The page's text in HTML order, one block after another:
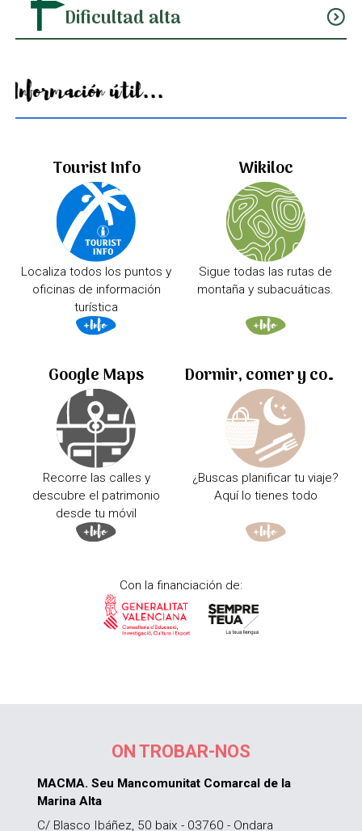
Dificultad alta expand_circle_down
Información útil...
Tourist Info
Localiza todos los puntos y
oficinas de información
turística
Wikiloc
Sigue todas las rutas de
montaña y subacuáticas.
Google Maps
Recorre las calles y
descubre el patrimonio
desde tu móvil
Dormir, comer y comprar
¿Buscas planificar tu viaje?
Aquí lo tienes todo
Con la financiación de:
ON TROBAR-NOS
MACMA. Seu Mancomunitat Comarcal de la
Marina Alta
C/ Blasco Ibáñez, 50 baix - 03760 - Ondara